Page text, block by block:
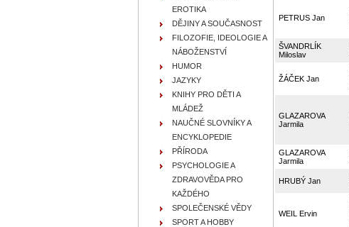
PETRUS Jan
ŠVANDRLÍK
Miloslav
ŽÁČEK Jan
GLAZAROVA
Jarmila
GLAZAROVA
Jarmila
HRUBÝ Jan
WEIL Ervin
EROTIKA
DĚJINY A SOUČASNOST
FILOZOFIE, IDEOLOGIE A
NÁBOŽENSTVÍ
HUMOR
JAZYKY
KNIHY PRO DĚTI A
MLÁDEŽ
NAUČNÉ SLOVNÍKY A
ENCYKLOPEDIE
PŘÍRODA
PSYCHOLOGIE A
ZDRAVOVĚDA PRO
KAŽDÉHO
SPOLEČENSKÉ VĚDY
SPORT A HOBBY